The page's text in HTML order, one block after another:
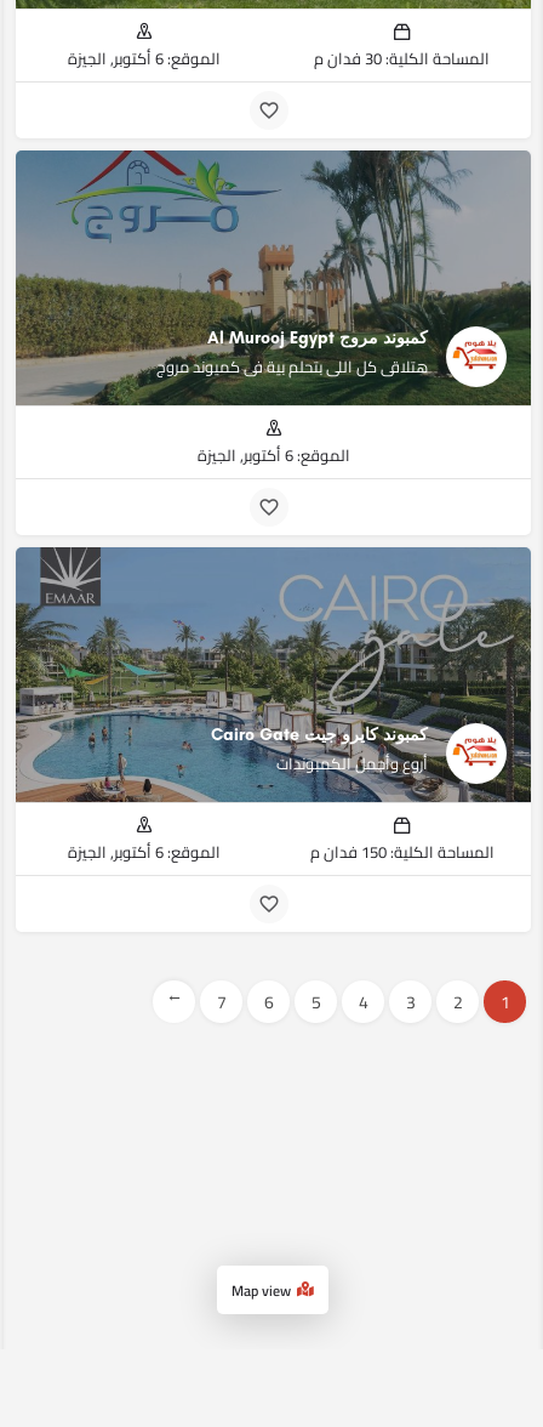
المساحة الكلية: 30 فدان م الموقع: 6 أكتوبر, الجيزة
كمبوند مروج Al Murooj Egypt
هتلاقى كل اللى بتحلم بية فى كميوند مروج
الموقع: 6 أكتوبر, الجيزة
كمبوند كايرو جيت Cairo Gate
أروع وأجمل الكمبوندات
المساحة الكلية: 150 فدان م الموقع: 6 أكتوبر, الجيزة
1
2
3
4
5
6
7
→
Map view